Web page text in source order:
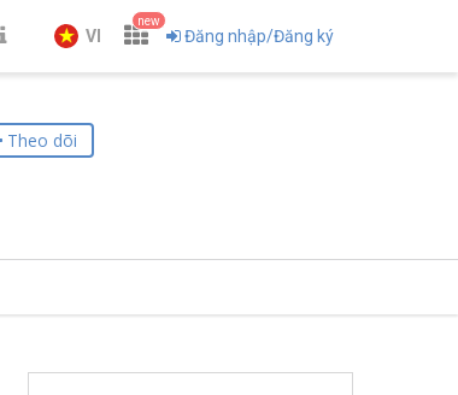
VI
new
Đăng nhập/Đăng ký
Theo dõi